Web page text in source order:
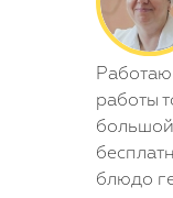
работы
блюдо